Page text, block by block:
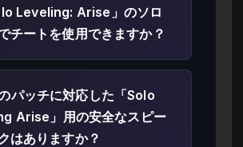
Leveling: Arise」のソロ
チートを使用できますか？
パッチに対応した「Solo
Arise」用の安全なスピー
はありますか？